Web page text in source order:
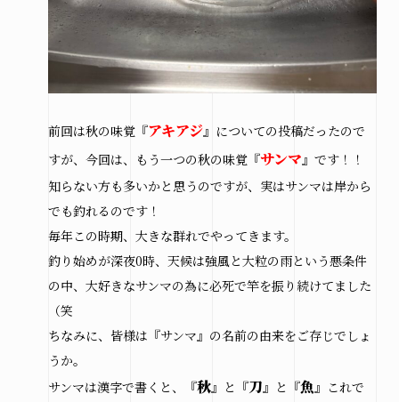
前回は秋の味覚『アキアジ』についての投稿だったので
すが、今回は、もう一つの秋の味覚『サンマ 』です！！
知らない方も多いかと思うのですが、実はサンマは岸から
でも釣れるのです！
毎年この時期、大きな群れでやってきます。
釣り始めが深夜0時、天候は強風と大粒の雨という悪条件
の中、大好きなサンマの為に必死で竿を振り続けてました
（笑
ちなみに、皆様は『サンマ』の名前の由来をご存じでしょ
うか。
サンマは漢字で書くと、『秋』と『刀 』と『魚 』これで